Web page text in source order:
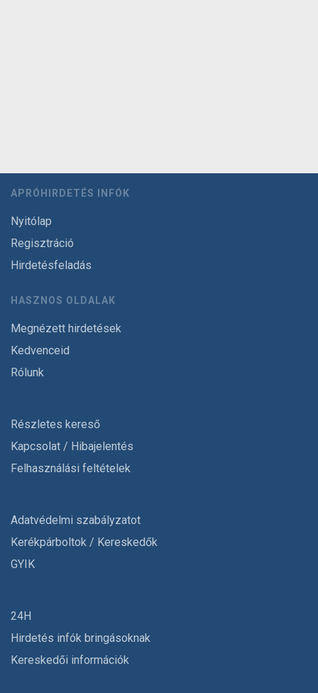
APRÓHIRDETÉS INFÓK
Nyitólap
Regisztráció
Hirdetésfeladás
HASZNOS OLDALAK
Megnézett hirdetések
Kedvenceid
Rólunk
Részletes kereső
Kapcsolat / Hibajelentés
Felhasználási feltételek
Adatvédelmi szabályzatot
Kerékpárboltok / Kereskedők
GYIK
24H
Hirdetés infók bringásoknak
Kereskedői információk